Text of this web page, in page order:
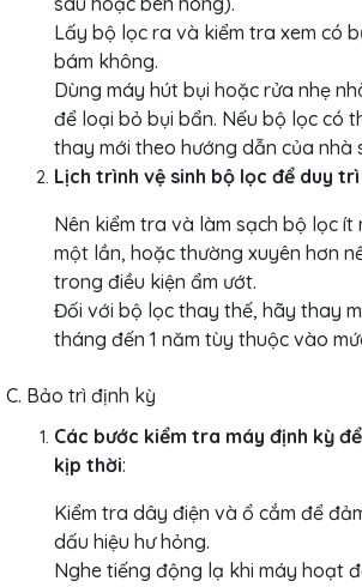
Lấy bộ lọc ra và kiểm tra xem có
bám không.
Dùng máy hút bụi hoặc rửa nhẹ
để loại bỏ bụi bẩn. Nếu bộ lọc có
thay mới theo hướng dẫn của nhà
Lịch trình vệ sinh bộ lọc để duy
Nên kiểm tra và làm sạch bộ lọc ít
một lần, hoặc thường xuyên hơn
trong điều kiện ẩm ướt.
Đối với bộ lọc thay thế, hãy thay
tháng đến 1 năm tùy thuộc vào
C. Bảo trì định kỳ
Các bước kiểm tra máy định kỳ
kịp thời:
Kiểm tra dây điện và ổ cắm để
dấu hiệu hư hỏng.
Nghe tiếng động lạ khi máy hoạt